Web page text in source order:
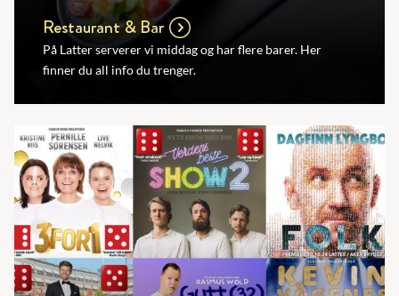
Restaurant & Bar
På Latter serverer vi middag og har flere barer. Her
finner du all info du trenger.